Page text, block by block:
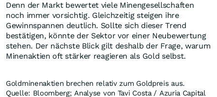
Denn der Markt bewertet viele Minengesellschaften
noch immer vorsichtig. Gleichzeitig steigen ihre
Gewinnspannen deutlich. Sollte sich dieser Trend
bestätigen, könnte der Sektor vor einer Neubewertung
stehen. Der nächste Blick gilt deshalb der Frage, warum
Minenaktien oft stärker reagieren als Gold selbst.